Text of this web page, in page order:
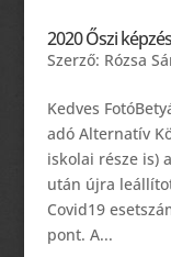
2020 Őszi
Szerző: Rózsa
Kedves
adó Alternatív
iskolai része is)
után újra
Covid19
pont. A...